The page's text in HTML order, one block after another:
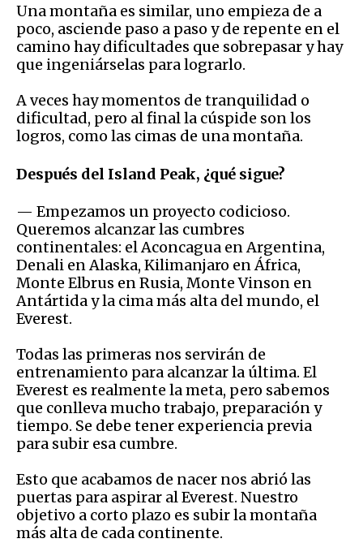
Una montaña es similar, uno empieza de a
poco, asciende paso a paso y de repente en el
camino hay dificultades que sobrepasar y hay
que ingeniárselas para lograrlo.
A veces hay momentos de tranquilidad o
dificultad, pero al final la cúspide son los
logros, como las cimas de una montaña.
Después del Island Peak, ¿qué sigue?
— Empezamos un proyecto codicioso.
Queremos alcanzar las cumbres
continentales: el Aconcagua en Argentina,
Denali en Alaska, Kilimanjaro en África,
Monte Elbrus en Rusia, Monte Vinson en
Antártida y la cima más alta del mundo, el
Everest.
Todas las primeras nos servirán de
entrenamiento para alcanzar la última. El
Everest es realmente la meta, pero sabemos
que conlleva mucho trabajo, preparación y
tiempo. Se debe tener experiencia previa
para subir esa cumbre.
Esto que acabamos de nacer nos abrió las
puertas para aspirar al Everest. Nuestro
objetivo a corto plazo es subir la montaña
más alta de cada continente.